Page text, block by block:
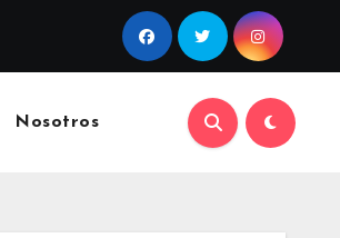
Nosotros